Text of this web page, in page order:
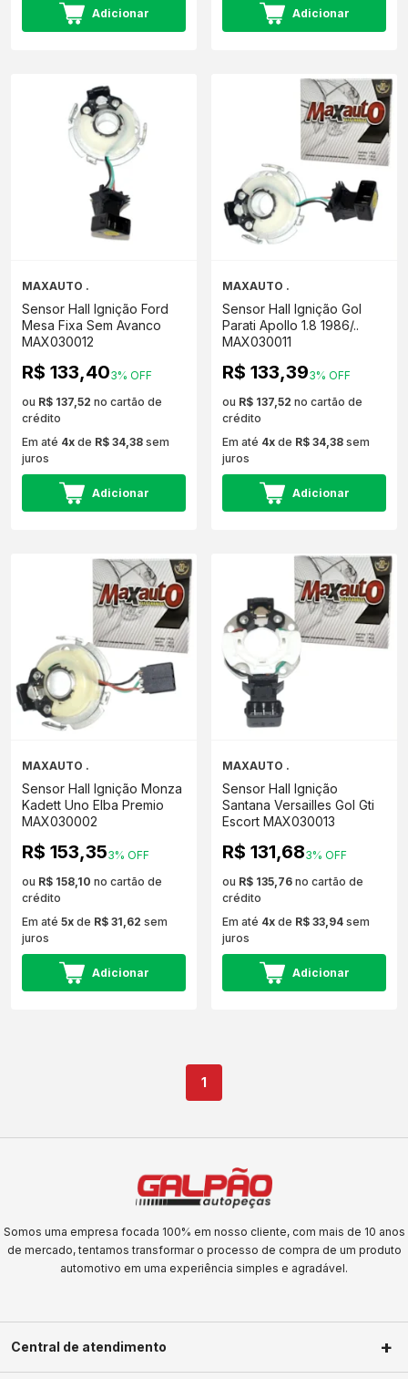
Adicionar Adicionar
MAXAUTO .
Sensor Hall Ignição Ford
Mesa Fixa Sem Avanco
MAX030012
R$ 133,403% OFF
ou R$ 137,52 no cartão de
crédito
Em até 4x de R$ 34,38 sem
juros
Adicionar
MAXAUTO .
Sensor Hall Ignição Gol
Parati Apollo 1.8 1986/..
MAX030011
R$ 133,393% OFF
ou R$ 137,52 no cartão de
crédito
Em até 4x de R$ 34,38 sem
juros
Adicionar
MAXAUTO .
Sensor Hall Ignição Monza
Kadett Uno Elba Premio
MAX030002
R$ 153,353% OFF
ou R$ 158,10 no cartão de
crédito
Em até 5x de R$ 31,62 sem
juros
Adicionar
MAXAUTO .
Sensor Hall Ignição
Santana Versailles Gol Gti
Escort MAX030013
R$ 131,683% OFF
ou R$ 135,76 no cartão de
crédito
Em até 4x de R$ 33,94 sem
juros
Adicionar
1
Somos uma empresa focada 100% em nosso cliente, com mais de 10 anos
de mercado, tentamos transformar o processo de compra de um produto
automotivo em uma experiência simples e agradável.
Central de atendimento